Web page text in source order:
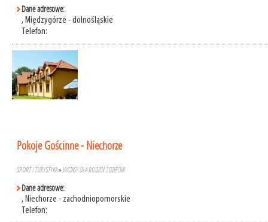
Dane adresowe:
, Międzygórze - dolnośląskie
Telefon:
Pokoje Gościnne - Niechorze
SPORT I TURYSTYKA» WCZASY DLA RODZIN Z DZIEĆMI
Dane adresowe:
, Niechorze - zachodniopomorskie
Telefon: